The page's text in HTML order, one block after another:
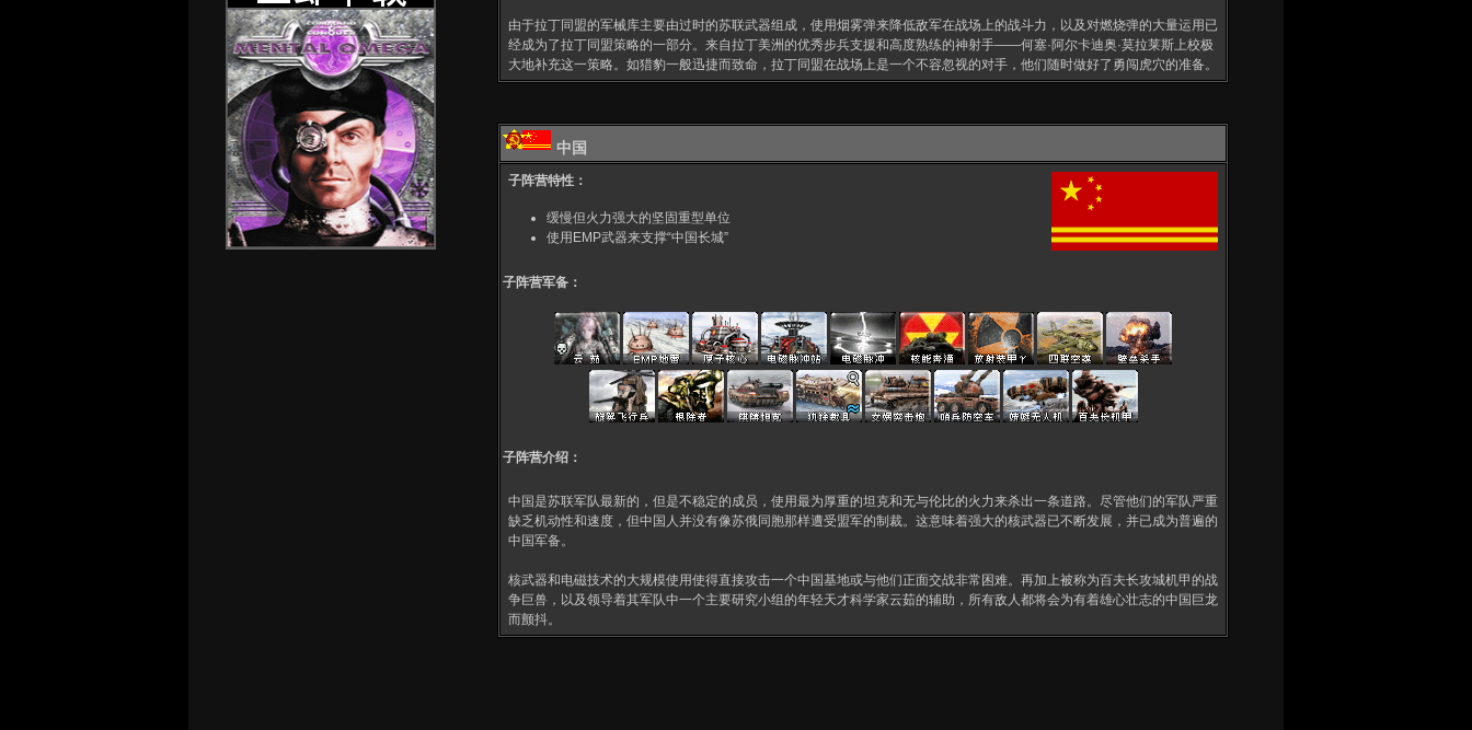
由于拉丁同盟的军械库主要由过时的苏联武器组成，使用烟雾弹来降低敌军在战场上的战斗力，以及对燃烧弹的大量运用已
经成为了拉丁同盟策略的一部分。来自拉丁美洲的优秀步兵支援和高度熟练的神射手——何塞·阿尔卡迪奥·莫拉莱斯上校极
大地补充这一策略。如猎豹一般迅捷而致命，拉丁同盟在战场上是一个不容忽视的对手，他们随时做好了勇闯虎穴的准备。
中国
子阵营特性：
缓慢但火力强大的坚固重型单位
使用EMP武器来支撑“中国长城”
子阵营军备：
子阵营介绍：
中国是苏联军队最新的，但是不稳定的成员，使用最为厚重的坦克和无与伦比的火力来杀出一条道路。尽管他们的军队严重
缺乏机动性和速度，但中国人并没有像苏俄同胞那样遭受盟军的制裁。这意味着强大的核武器已不断发展，并已成为普遍的
中国军备。
核武器和电磁技术的大规模使用使得直接攻击一个中国基地或与他们正面交战非常困难。再加上被称为百夫长攻城机甲的战
争巨兽，以及领导着其军队中一个主要研究小组的年轻天才科学家云茹的辅助，所有敌人都将会为有着雄心壮志的中国巨龙
而颤抖。